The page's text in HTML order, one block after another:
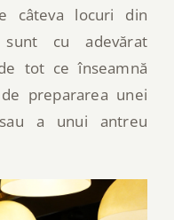
câteva locuri din
cu adevărat
tot ce înseamnă
prepararea unei
a unui antreu